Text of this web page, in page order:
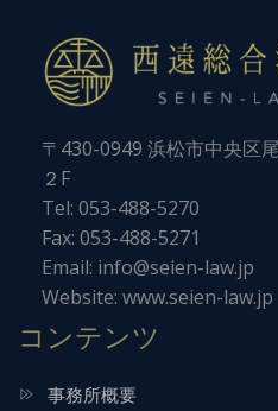
〒430-0949 浜松市中央区
２F
Tel: 053-488-5270
Fax: 053-488-5271
Email: info@seien-law.jp
Website: www.seien-law.jp
コンテンツ
事務所概要